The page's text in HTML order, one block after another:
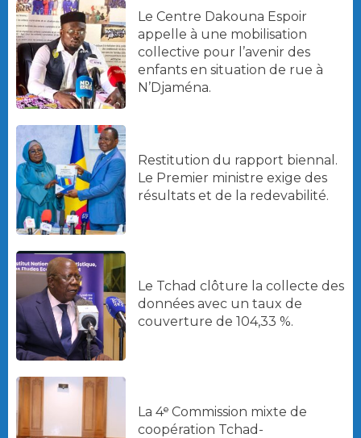
Le Centre Dakouna Espoir
appelle à une mobilisation
collective pour l’avenir des
enfants en situation de rue à
N’Djaména.
Restitution du rapport biennal.
Le Premier ministre exige des
résultats et de la redevabilité.
Le Tchad clôture la collecte des
données avec un taux de
couverture de 104,33 %.
La 4ᵉ Commission mixte de
coopération Tchad-